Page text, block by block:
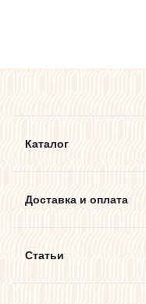
Каталог
Доставка и оплата
Статьи